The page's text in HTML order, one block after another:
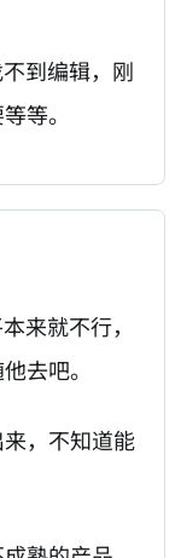
到编辑，刚
等。
来就不行，
去吧。
，不知道能